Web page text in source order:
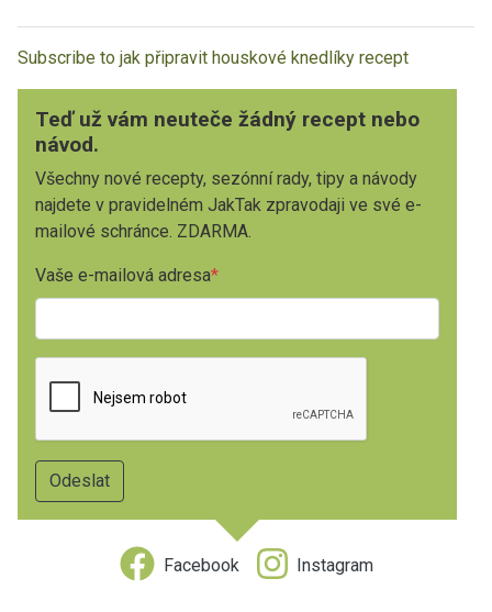
Subscribe to jak připravit houskové knedlíky recept
Teď už vám neuteče žádný recept nebo
návod.
Všechny nové recepty, sezónní rady, tipy a návody
najdete v pravidelném JakTak zpravodaji ve své e-
mailové schránce. ZDARMA.
Vaše e-mailová adresa
Facebook Instagram